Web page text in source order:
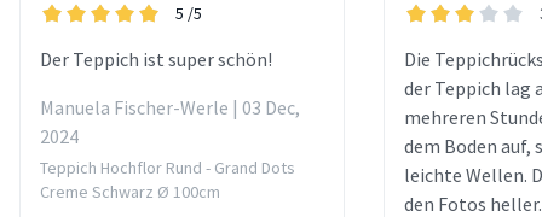
5 /5
Der Teppich ist super schön!
Manuela Fischer-Werle | 03 Dec,
2024
Teppich Hochflor Rund - Grand Dots
Creme Schwarz Ø 100cm
Die
der Teppich lag
mehreren
dem Boden auf,
leichte Wellen.
den Fotos